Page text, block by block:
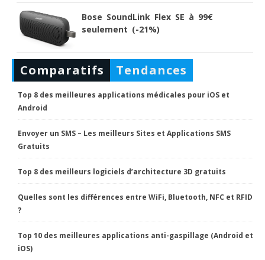
Bose SoundLink Flex SE à 99€
seulement (-21%)
Comparatifs Tendances
Top 8 des meilleures applications médicales pour iOS et
Android
Envoyer un SMS – Les meilleurs Sites et Applications SMS
Gratuits
Top 8 des meilleurs logiciels d’architecture 3D gratuits
Quelles sont les différences entre WiFi, Bluetooth, NFC et RFID
?
Top 10 des meilleures applications anti-gaspillage (Android et
iOS)